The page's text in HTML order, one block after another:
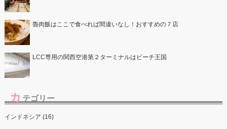
魯肉飯はここで食べれば間違いなし！おすすめの７店
LCC専用の関西空港第２ターミナルはピーチ王国
カ テゴリー
インドネシア (16)